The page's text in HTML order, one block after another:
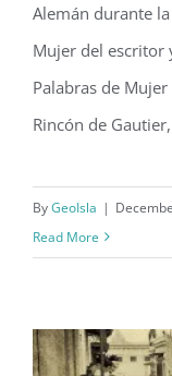
Alemán durante
Mujer del escritor
Palabras de
Rincón de
ByGeoIsla |
Read More